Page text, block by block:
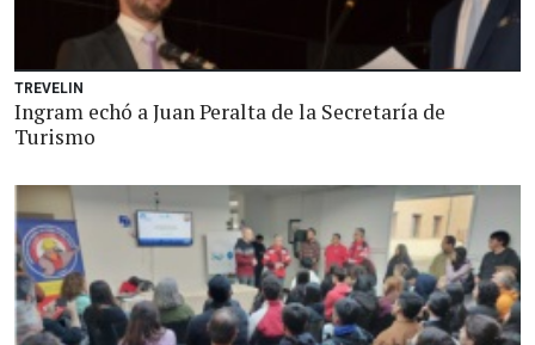
TREVELIN
Ingram echó a Juan Peralta de la Secretaría de
Turismo